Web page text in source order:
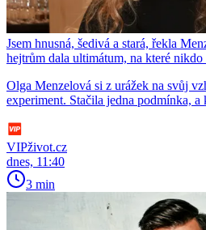
Jsem hnusná, šedivá a stará, řekla
hejtrům dala ultimátum, na které nikdo
Olga Menzelová si z urážek na svůj
experiment. Stačila jedna podmínka,
VIPživot.cz
dnes, 11:40
3 min